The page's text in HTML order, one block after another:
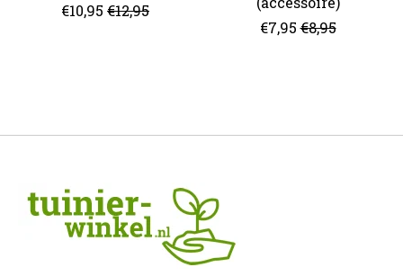
€10,95 €12,95
€7,95 €8,95